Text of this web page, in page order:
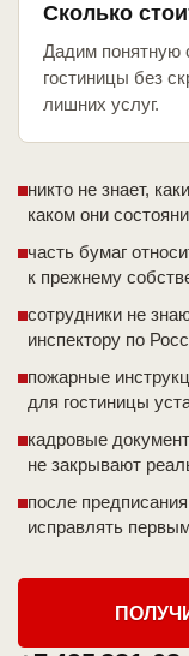
Сколько
Дадим понятную
гостиницы без
лишних услуг.
никто не знает,
каком они
часть бумаг
к прежнему
сотрудники не
инспектору по
пожарные
для гостиницы
кадровые
не закрывают
после
исправлять